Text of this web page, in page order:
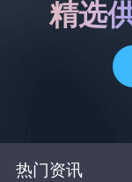
精选
热门资讯